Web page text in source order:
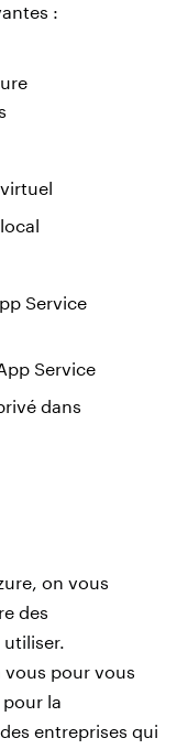
:
Service
Service
dans
on vous
des
utiliser.
vous pour vous
la
entreprises qui